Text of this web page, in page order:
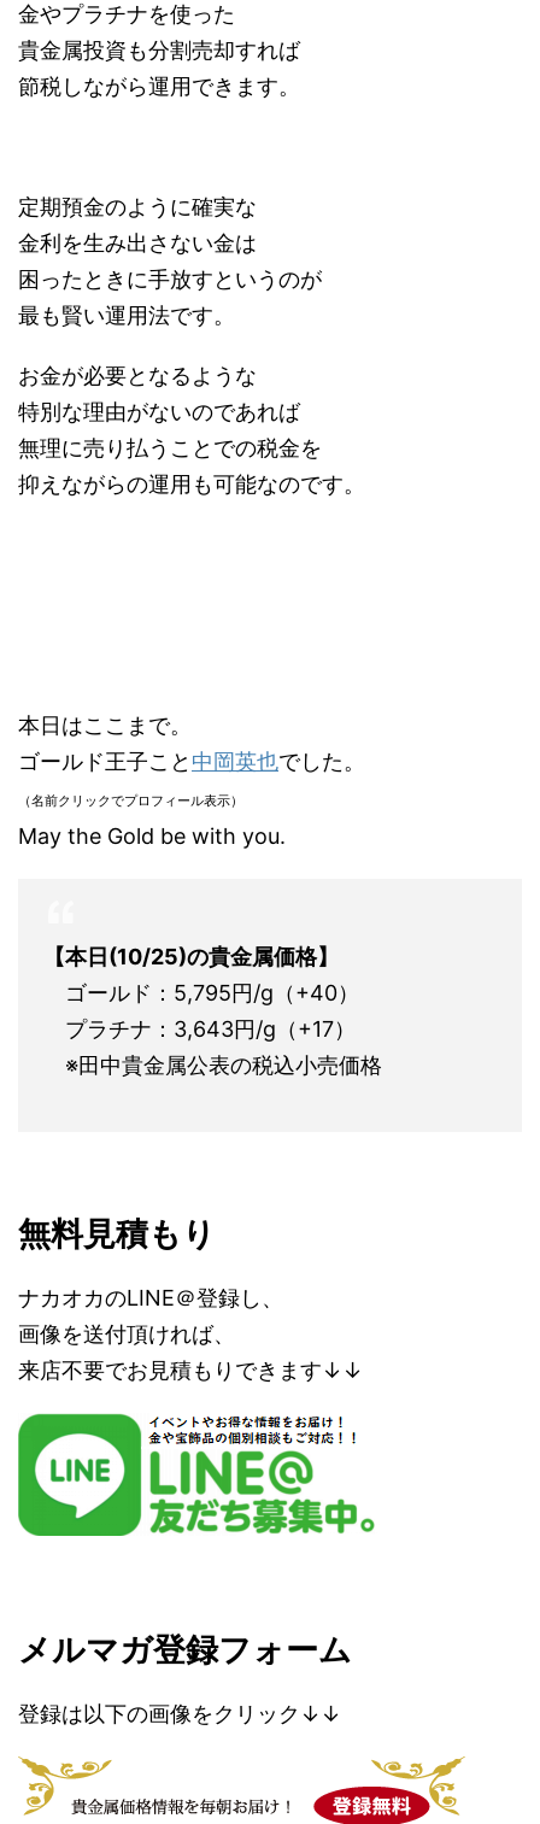
金やプラチナを使った
貴金属投資も分割売却すれば
節税しながら運用できます。
定期預金のように確実な
金利を生み出さない金は
困ったときに手放すというのが
最も賢い運用法です。
お金が必要となるような
特別な理由がないのであれば
無理に売り払うことでの税金を
抑えながらの運用も可能なのです。
本日はここまで。
ゴールド王子こと 中岡英也でした。
（名前クリックでプロフィール表示）
May the Gold be with you.
【本日(10/25)の貴金属価格】
ゴールド：5,795円/g（+40）
プラチナ：3,643円/g（+17）
※田中貴金属公表の税込小売価格
無料見積もり
ナカオカのLINE＠登録し、
画像を送付頂ければ、
来店不要でお見積もりできます↓↓
メルマガ登録フォーム
登録は以下の画像をクリック↓↓